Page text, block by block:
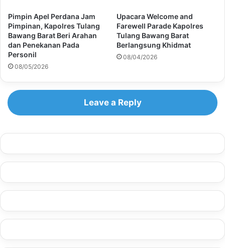
Pimpin Apel Perdana Jam
Pimpinan, Kapolres Tulang
Bawang Barat Beri Arahan
dan Penekanan Pada
Personil
08/05/2026
Upacara Welcome and
Farewell Parade Kapolres
Tulang Bawang Barat
Berlangsung Khidmat
08/04/2026
Leave a Reply